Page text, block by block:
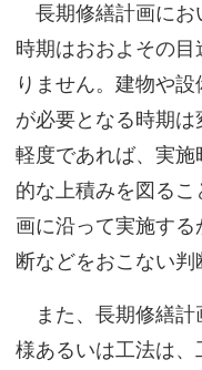
長期修繕計画にお
時期はおおよその
りません。建物や
が必要となる時期
軽度であれば、実
的な上積みを図る
画に沿って実施す
断などをおこない判
また、長期修繕計
様あるいは工法は